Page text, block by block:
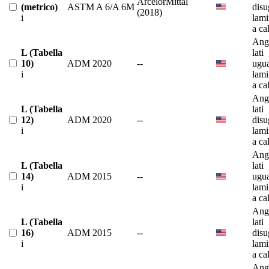
(metrico)
i
ASTM A 6/A 6M
(2018)
a
L (Tabella
10)
i
ADM 2020 --
lati
a
L (Tabella
12)
i
ADM 2020 --
lati
a
L (Tabella
14)
i
ADM 2015 --
lati
a
L (Tabella
16)
i
ADM 2015 --
lati
a